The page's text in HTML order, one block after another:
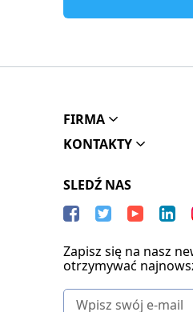
FIRMA
KONTAKTY
SLEDŹ NAS
Zapisz się na nasz
otrzymywać